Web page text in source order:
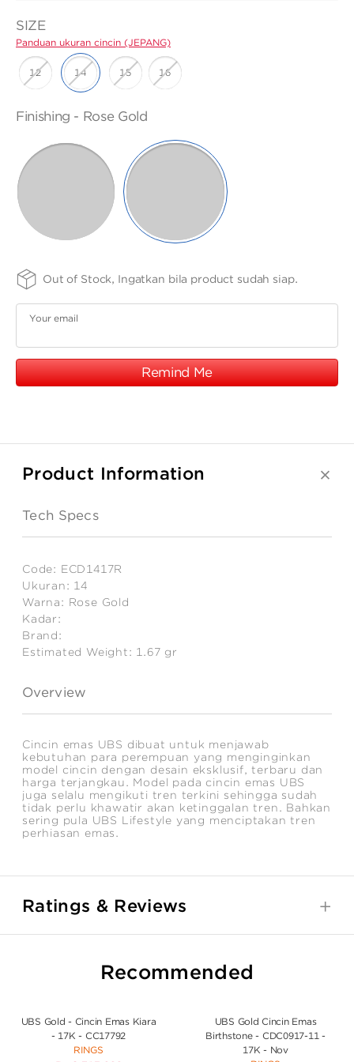
SHOPPING CART
SIZE
Panduan ukuran cincin (JEPANG)
12 14 15 16
FINISHING
ukuran cincin
(JEPANG)
PURITY
Panduan
ukuran
cincin
(JEPANG)
Finishing - Rose Gold
SELECTED
Out of Stock, Ingatkan bila product sudah siap.
Your email
Remind Me
Product Information
Tech Specs
Code: ECD1417R
Ukuran: 14
Warna: Rose Gold
Kadar:
Brand:
Estimated Weight: 1.67 gr
Overview
Cincin emas UBS dibuat untuk menjawab
kebutuhan para perempuan yang menginginkan
model cincin dengan desain eksklusif, terbaru dan
harga terjangkau. Model pada cincin emas UBS
juga selalu mengikuti tren terkini sehingga sudah
tidak perlu khawatir akan ketinggalan tren. Bahkan
sering pula UBS Lifestyle yang menciptakan tren
perhiasan emas.
Ratings & Reviews
Recommended
UBS Gold - Cincin Emas Kiara
- 17K - CC17792
RINGS
UBS Gold Cincin Emas
Birthstone - CDC0917-11 -
17K - Nov